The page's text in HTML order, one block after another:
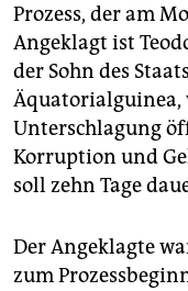
Prozess, der am
Angeklagt ist
der Sohn des
Äquatorialguinea,
Unterschlagung
Korruption und
soll zehn Tage
Der Angeklagte
zum